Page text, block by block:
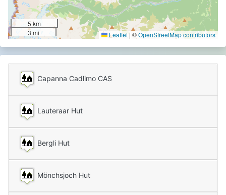
5 km
3 mi
Leaflet | ©OpenStreetMap contributors
Capanna Cadlimo CAS
Lauteraar Hut
Bergli Hut
Mönchsjoch Hut